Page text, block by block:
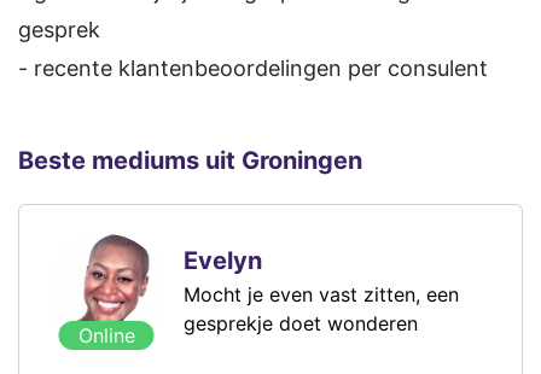
gesprek
- recente klantenbeoordelingen per consulent
Beste mediums uit Groningen
Online
Evelyn
Mocht je even vast zitten, een
gesprekje doet wonderen